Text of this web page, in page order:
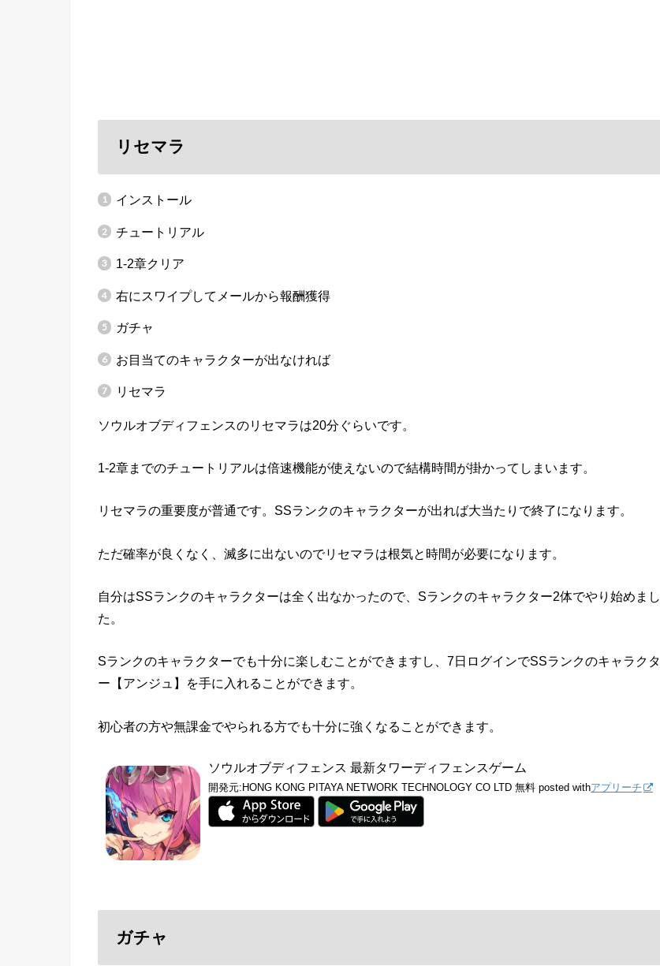
リセマラ
インストール
チュートリアル
1-2章クリア
右にスワイプしてメールから報酬獲得
ガチャ
お目当てのキャラクターが出なければ
リセマラ
ソウルオブディフェンスのリセマラは20分ぐらいです。
1-2章までのチュートリアルは倍速機能が使えないので結構時間が掛かってしまいます。
リセマラの重要度が普通です。SSランクのキャラクターが出れば大当たりで終了になります。
ただ確率が良くなく、滅多に出ないのでリセマラは根気と時間が必要になります。
自分はSSランクのキャラクターは全く出なかったので、Sランクのキャラクター2体でやり始めまし
た。
Sランクのキャラクターでも十分に楽しむことができますし、7日ログインでSSランクのキャラクタ
ー【アンジュ】を手に入れることができます。
初心者の方や無課金でやられる方でも十分に強くなることができます。
ソウルオブディフェンス 最新タワーディフェンスゲーム
開発元: HONG KONG PITAYA NETWORK TECHNOLOGY CO LTD 無料 posted withアプリーチ
ガチャ